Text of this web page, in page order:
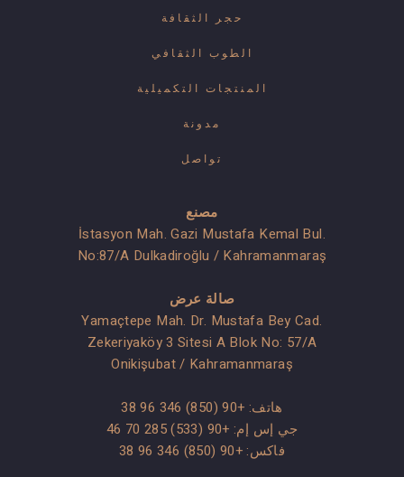
حجر الثقافة
الطوب الثقافي
المنتجات التكميلية
مدونة
تواصل
مصنع
İstasyon Mah. Gazi Mustafa Kemal Bul.
No:87/A Dulkadiroğlu / Kahramanmaraş
صالة عرض
Yamaçtepe Mah. Dr. Mustafa Bey Cad.
Zekeriyaköy 3 Sitesi A Blok No: 57/A
Onikişubat / Kahramanmaraş
هاتف: +90 (850) 346 96 38
جي إس إم: +90 (533) 285 70 46
فاكس: +90 (850) 346 96 38